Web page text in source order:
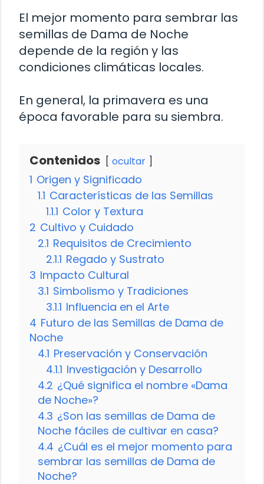
El mejor momento para sembrar las
semillas de Dama de Noche
depende de la región y las
condiciones climáticas locales.
En general, la primavera es una
época favorable para su siembra.
Contenidos ocultar
1 Origen y Significado
1.1 Características de las Semillas
1.1.1 Color y Textura
2 Cultivo y Cuidado
2.1 Requisitos de Crecimiento
2.1.1 Regado y Sustrato
3 Impacto Cultural
3.1 Simbolismo y Tradiciones
3.1.1 Influencia en el Arte
4 Futuro de las Semillas de Dama de
Noche
4.1 Preservación y Conservación
4.1.1 Investigación y Desarrollo
4.2 ¿Qué significa el nombre «Dama
de Noche»?
4.3 ¿Son las semillas de Dama de
Noche fáciles de cultivar en casa?
4.4 ¿Cuál es el mejor momento para
sembrar las semillas de Dama de
Noche?